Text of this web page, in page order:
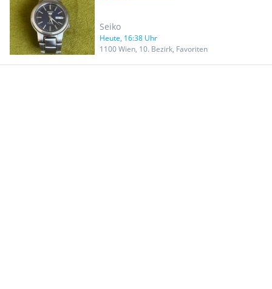
Seiko
Heute, 16:38 Uhr
1100 Wien, 10. Bezirk, Favoriten